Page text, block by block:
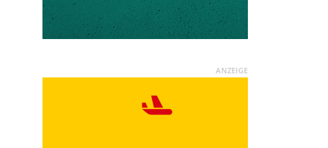
ANZEIGE